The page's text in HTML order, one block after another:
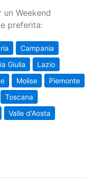
un Weekend
preferita:
Campania
Giulia
Lazio
Molise
Piemonte
Toscana
Valle d'Aosta